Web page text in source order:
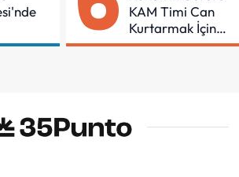
KAM Timi Can
Kurtarmak İçin
Demir Aldı